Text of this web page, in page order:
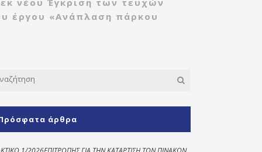
Κέντρο ανοιχτής
προστασίας
Κοινωνικό
Kοινωνικό
φαρμακείο
έργου «Ανάπλαση πάρκου
άρθρα